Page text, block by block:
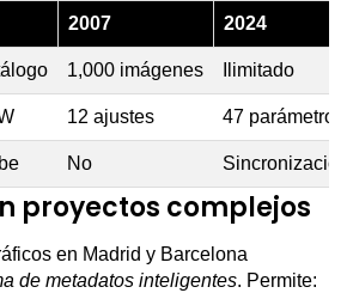
2007 2024
1,000 imágenes Ilimitado
12 ajustes 47 parámetros
No
proyectos complejos
en Madrid y Barcelona
de metadatos inteligentes. Permite: